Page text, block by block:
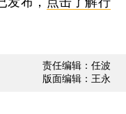
责任编辑：任波
版面编辑：王永